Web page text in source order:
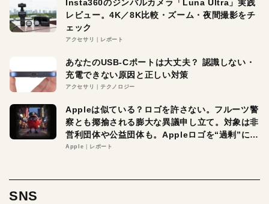
Insta360のジンバルカメラ「Luna Ultra」実践
レビュー。4K／8K比較・ズーム・夜間撮影をチ
ェック
アクセサリ レポート
あなたのUSB-Cポートは大丈夫？ 認識しない・
充電できない原因と正しい対策
アクセサリ テクノロジー
Appleは似ている？ロゴを許さない。フルーツ警
察とも揶揄される膨大な異議申し立て。対象は非
営利団体や公益団体も。Appleロゴを“過剰”に守
る理由とは
Apple レポート
SNS